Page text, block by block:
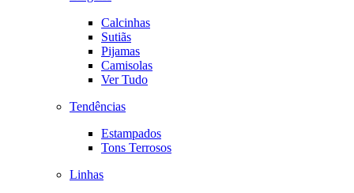
Calcinhas
Sutiãs
Pijamas
Camisolas
Ver Tudo
Tendências
Estampados
Tons Terrosos
Linhas